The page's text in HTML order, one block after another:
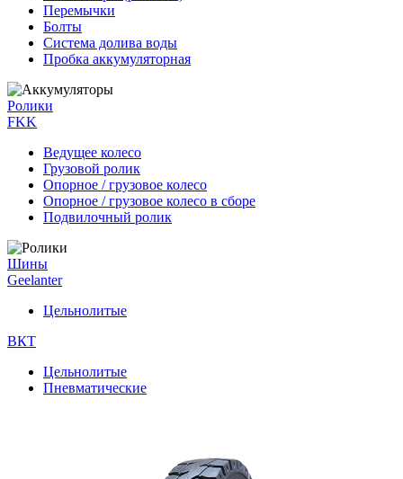
Перемычки
Болты
Система долива воды
Пробка аккумуляторная
Ролики
FKK
Ведущее колесо
Грузовой ролик
Опорное / грузовое колесо
Опорное / грузовое колесо в сборе
Подвилочный ролик
Шины
Geelanter
Цельнолитые
ВКТ
Цельнолитые
Пневматические